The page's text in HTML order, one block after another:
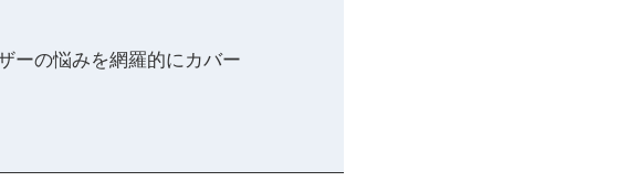
ーの悩みを網羅的にカバー